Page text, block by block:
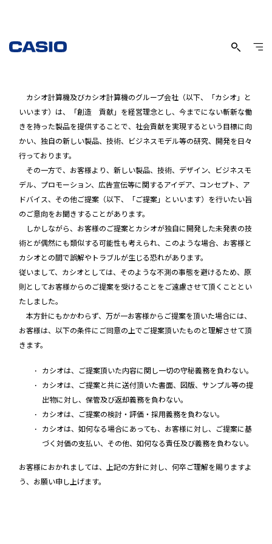
アイデア等のご提案について
カシオ計算機及びカシオ計算機のグループ会社（以下、「カシオ」と
いいます）は、「創造 貢献」を経営理念とし、今までにない斬新な働
きを持った製品を提供することで、社会貢献を実現するという目標に向
かい、独自の新しい製品、技術、ビジネスモデル等の研究、開発を日々
行っております。
その一方で、お客様より、新しい製品、技術、デザイン、ビジネスモ
デル、プロモーション、広告宣伝等に関するアイデア、コンセプト、ア
ドバイス、その他ご提案（以下、「ご提案」といいます）を行いたい旨
のご意向をお聞きすることがあります。
しかしながら、お客様のご提案とカシオが独自に開発した未発表の技
術とが偶然にも類似する可能性も考えられ、このような場合、お客様と
カシオとの間で誤解やトラブルが生じる恐れがあります。
従いまして、カシオとしては、そのような不測の事態を避けるため、原
則としてお客様からのご提案を受けることをご遠慮させて頂くこととい
たしました。
本方針にもかかわらず、万が一お客様からご提案を頂いた場合には、
お客様は、以下の条件にご同意の上でご提案頂いたものと理解させて頂
きます。
カシオは、ご提案頂いた内容に関し一切の守秘義務を負わない。
カシオは、ご提案と共に送付頂いた書面、図版、サンプル等の提
出物に対し、保管及び返却義務を負わない。
カシオは、ご提案の検討・評価・採用義務を負わない。
カシオは、如何なる場合にあっても、お客様に対し、ご提案に基
づく対価の支払い、その他、如何なる責任及び義務を負わない。
お客様におかれましては、上記の方針に対し、何卒ご理解を賜りますよ
う、お願い申し上げます。